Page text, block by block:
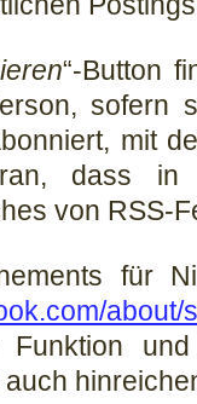
“-Button
sofern
mit
dass
von RSS-
für
about/